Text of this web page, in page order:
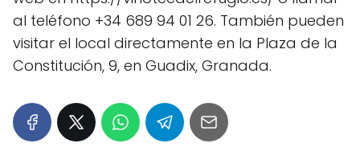
al teléfono +34 689 94 01 26. También pueden
visitar el local directamente en la Plaza de la
Constitución, 9, en Guadix, Granada.